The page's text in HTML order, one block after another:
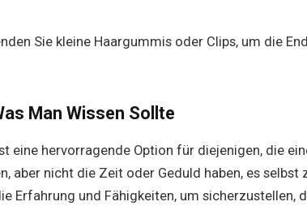
Sie kleine Haargummis oder Clips, um die
Man Wissen Sollte
eine hervorragende Option für diejenigen, die
aber nicht die Zeit oder Geduld haben, es selbst
Erfahrung und Fähigkeiten, um sicherzustellen,